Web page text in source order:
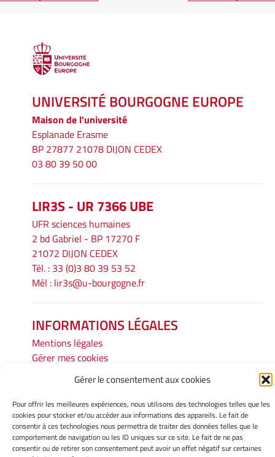
Gérer le consentement aux cookies
Pour offrir les meilleures expériences, nous utilisons des technologies telles que les
cookies pour stocker et/ou accéder aux informations des appareils. Le fait de
consentir à ces technologies nous permettra de traiter des données telles que le
comportement de navigation ou les ID uniques sur ce site. Le fait de ne pas
consentir ou de retirer son consentement peut avoir un effet négatif sur certaines
UNIVERSITÉ BOURGOGNE EUROPE
Maison de l'université
Esplanade Erasme
BP 27877 21078 DIJON CEDEX
03 80 39 50 00
LIR3S - UR 7366 UBE
UFR sciences humaines
2 bd Gabriel - BP 17270 F
21072 DIJON CEDEX
Tél. : 33 (0)3 80 39 53 52
Mél : lir3s@u-bourgogne.fr
INFORMATIONS LÉGALES
Mentions légales
Gérer mes cookies
Politique de cookies
Déclaration de confidentialité
Avertissement
Site Officiel - LIR3S @ 2026
Copyright Université de Bourgogne Europe